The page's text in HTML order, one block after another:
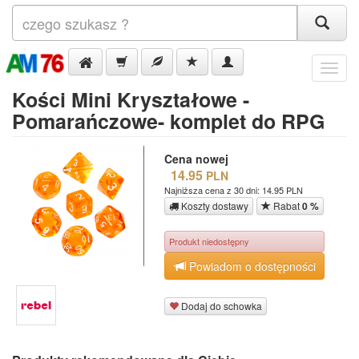
Menu
Kości Mini Kryształowe -
Pomarańczowe- komplet do RPG
Cena nowej
14.95 PLN
Najniższa cena z 30 dni: 14.95 PLN
Koszty dostawy Rabat0 %
Produkt niedostępny
Powiadom o dostępności
Dodaj do schowka